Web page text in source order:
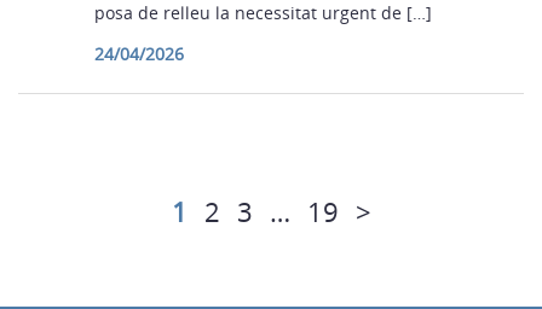
posa de relleu la necessitat urgent de […]
24/04/2026
1 2 3 … 19 >